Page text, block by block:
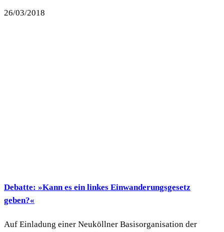
26/03/2018
Debatte: »Kann es ein linkes Einwanderungsgesetz
geben?«
Auf Einladung einer Neuköllner Basisorganisation der